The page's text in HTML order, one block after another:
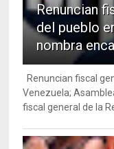
Renuncian
del pueblo
nombra
Renuncian fiscal
Venezuela;
fiscal general de la